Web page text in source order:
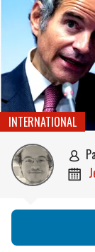
INTERNATIONAL

